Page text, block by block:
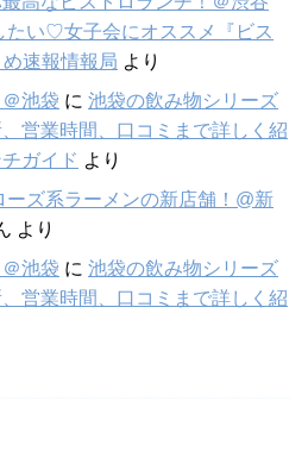
たい♡女子会にオススメ『ビス
め速報情報局 より
池袋 に 池袋の飲み物シリーズ
営業時間、口コミまで詳しく紹
ガイド より
ーズ系ラーメンの新店舗！@新
より
池袋 に 池袋の飲み物シリーズ
営業時間、口コミまで詳しく紹